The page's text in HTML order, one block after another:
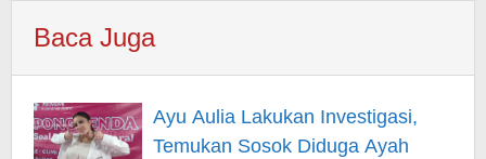
Baca Juga
Ayu Aulia Lakukan Investigasi,
Temukan Sosok Diduga Ayah